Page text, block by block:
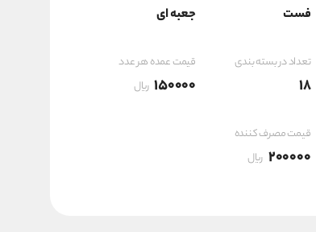
فست جعبه ای
تعداد در بسته بندی
18
قیمت عمده هر عدد
150000 ریال
قیمت مصرف کننده
200000 ریال